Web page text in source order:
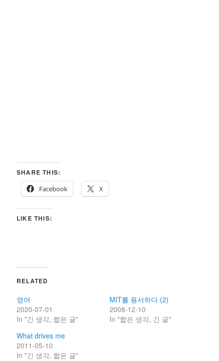
SHARE THIS:
Facebook
X
LIKE THIS:
RELATED
영어
2020-07-01
In "긴 생각, 짧은 글"
MIT를 용서하다 (2)
2008-12-10
In "짧은 생각, 긴 글"
What drives me
2011-05-10
In "긴 생각, 짧은 글"